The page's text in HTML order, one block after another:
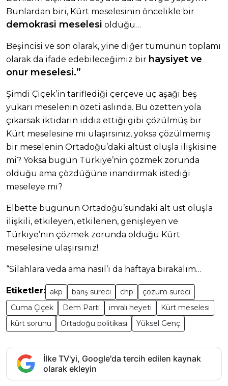
Bunlardan biri, Kürt meselesinin öncelikle bir
demokrasi meselesi olduğu…
Beşincisi ve son olarak, yine diğer tümünün toplamı
olarak da ifade edebileceğimiz bir haysiyet ve
onur meselesi.”
Şimdi Çiçek’in tariflediği çerçeve üç aşağı beş
yukarı meselenin özeti aslında. Bu özetten yola
çıkarsak iktidarın iddia ettiği gibi çözülmüş bir
Kürt meselesine mi ulaşırsınız, yoksa çözülmemiş
bir meselenin Ortadoğu’daki altüst oluşla ilişkisine
mi? Yoksa bugün Türkiye’nin çözmek zorunda
olduğu ama çözdüğüne inandırmak istediği
meseleye mi?
Elbette bugünün Ortadoğu’sundaki alt üst oluşla
ilişkili, etkileyen, etkilenen, genişleyen ve
Türkiye’nin çözmek zorunda olduğu Kürt
meselesine ulaşırsınız!
“Silahlara veda ama nasıl’ı da haftaya bırakalım…
Etiketler: akp barış süreci chp
çözüm süreci
Cuma Çiçek
Dem Parti imralı heyeti
Kürt meselesi
kürt sorunu
Ortadoğu politikası Yüksel Genç
İlke TV'yi, Google'da tercih edilen kaynak
olarak ekleyin